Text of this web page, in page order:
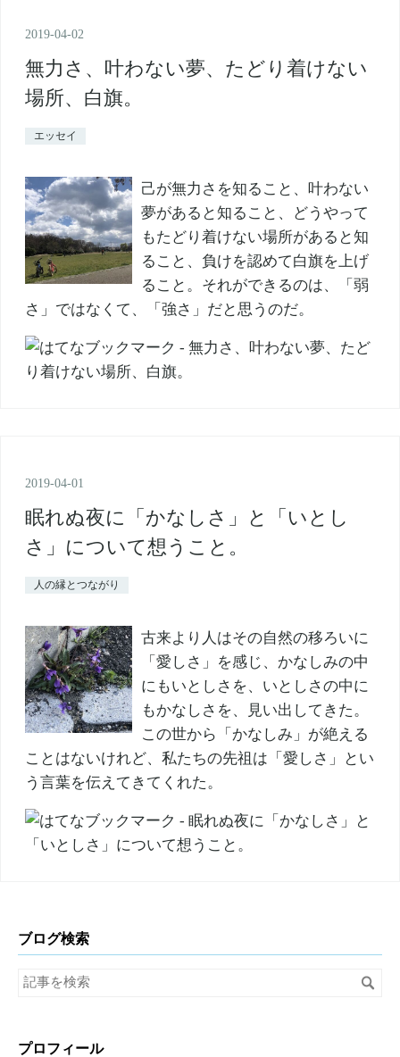
2019-04-02
無力さ、叶わない夢、たどり着けない
場所、白旗。
エッセイ
己が無力さを知ること、叶わない
夢があると知ること、どうやって
もたどり着けない場所があると知
ること、負けを認めて白旗を上げ
ること。それができるのは、「弱
さ」ではなくて、「強さ」だと思うのだ。
2019-04-01
眠れぬ夜に「かなしさ」と「いとし
さ」について想うこと。
人の縁とつながり
古来より人はその自然の移ろいに
「愛しさ」を感じ、かなしみの中
にもいとしさを、いとしさの中に
もかなしさを、見い出してきた。
この世から「かなしみ」が絶える
ことはないけれど、私たちの先祖は「愛しさ」とい
う言葉を伝えてきてくれた。
ブログ検索
プロフィール